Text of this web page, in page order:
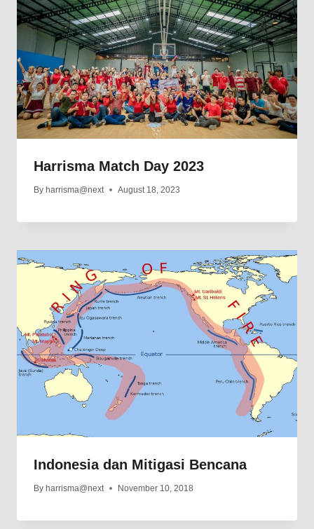
Harrisma Match Day 2023
By harrisma@next August 18, 2023
Indonesia dan Mitigasi Bencana
By harrisma@next November 10, 2018